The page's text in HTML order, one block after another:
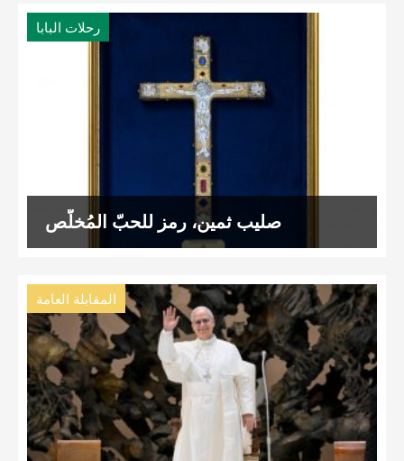
رحلات البابا
صليب ثمين، رمز للحبّ المُخلّص
المقابلة العامة